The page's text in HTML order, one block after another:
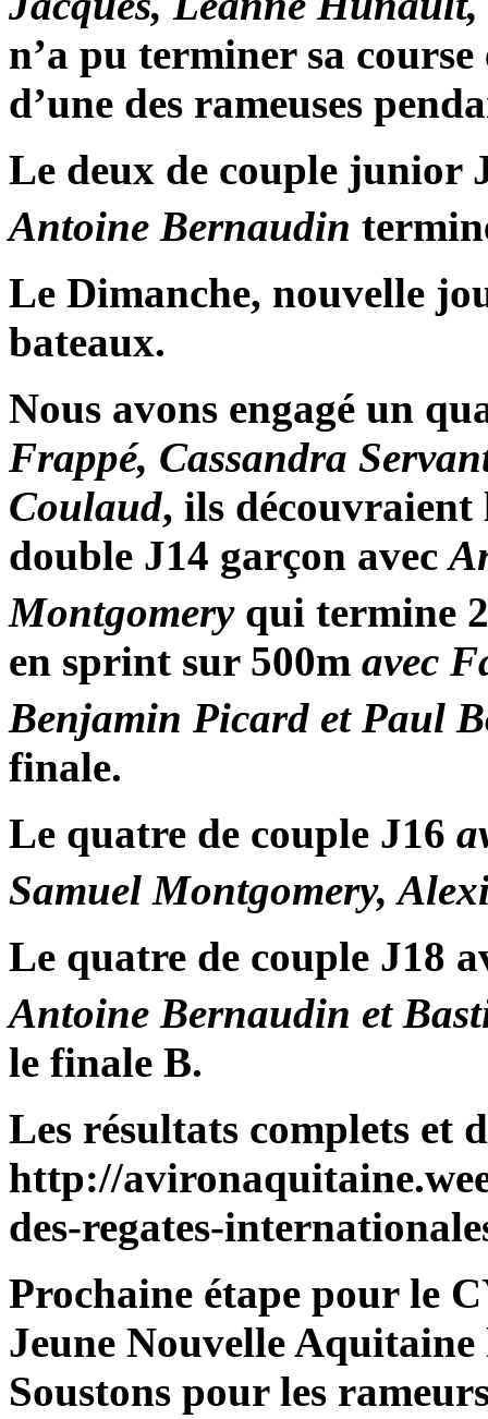
n’a pu terminer sa
d’une des rameuses
Le deux de couple junior
Antoine Bernaudin
Le Dimanche, nouvelle
bateaux.
Nous avons engagé un
Frappé, Cassandra
Coulaud, ils
double J14 garçon avec
Montgomeryqui termine
en sprint sur 500m avec
Benjamin Picard et Paul
finale.
Le quatre de couple J16
Samuel Montgomery,
Le quatre de couple J18
Antoine Bernaudin et
le finale B.
Les résultats complets et
http://
des-regates-
Prochaine étape pour le
Jeune Nouvelle Aquitaine
Soustons pour les